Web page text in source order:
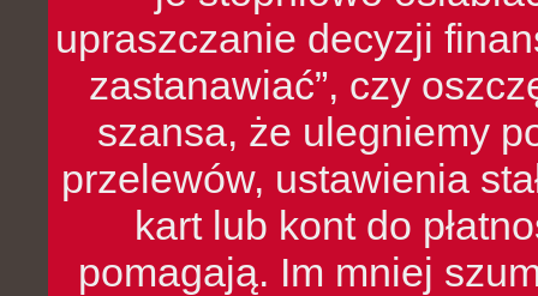
upraszczanie decyzji
zastanawiać”, czy
szansa, że ulegniemy
przelewów, ustawienia
kart lub kont do
pomagają. Im mniej